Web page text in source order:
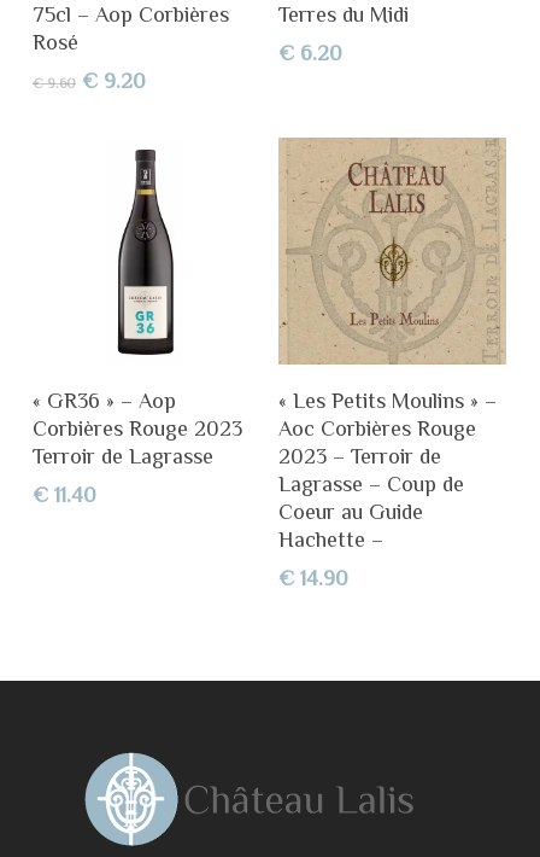
75cl – Aop Corbières
Rosé
€9.60 Le
€ 9.60.
€9.20Le
est :
€ 9.20.
Terres du Midi
€ 6.20
Ajouter Au Panier
« GR36 » – Aop
Corbières Rouge 2023
Terroir de Lagrasse
€11.40
Ajouter Au Panier
« Les Petits Moulins » –
Aoc Corbières Rouge
2023 – Terroir de
Lagrasse – Coup de
Coeur au Guide
Hachette –
€ 14.90